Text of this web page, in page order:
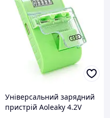
Універсальний зарядний
пристрій Aoleaky 4.2V